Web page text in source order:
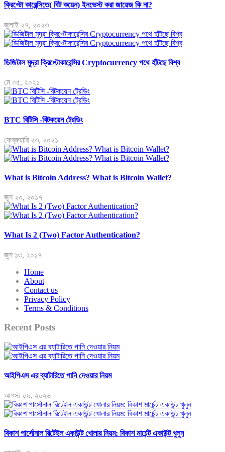
ক্রিপ্টো কারেন্সিতে( বিট কয়েন) ইনভেস্ট করা জায়েজ কি না?
জুলাই ২৭, ২০২৩
ডিজিটাল মুদ্রা ক্রিপ্টোকারেন্সির Cryptocurrency পথে হাঁটছে বিশ্ব
মে ০৫, ২০২১
BTC বিটিসি -বিটকয়েন ট্রেডিং
ফেব্রুয়ারি ২৩, ২০২১
What is Bitcoin Address? What is Bitcoin Wallet?
জুন ২০, ২০১৭
What Is 2 (Two) Factor Authentication?
জুন ১৩, ২০১৭
Home
About
Contact us
Privacy Policy
Terms & Conditions
Recent Posts
আইপিএস এর ব্যাটারিতে পানি দেওয়ার নিয়ম
আগস্ট ০৯, ২০২৬
বিকাশ পার্সোনাল রিটেইল একাউন্ট খোলার নিয়ম: বিকাশ মার্চেন্ট একাউন্ট খুলুন